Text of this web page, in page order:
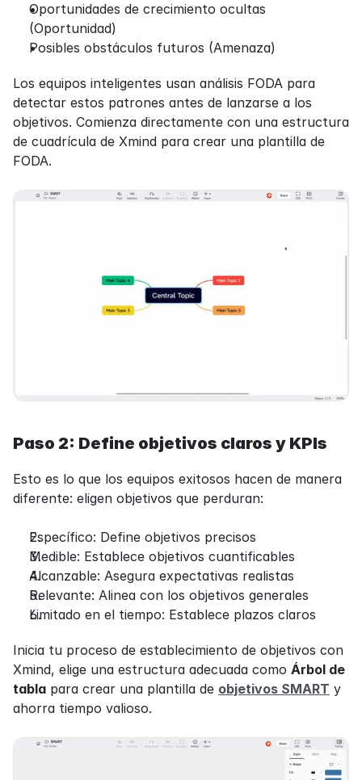
Oportunidades de crecimiento ocultas
(Oportunidad)
Posibles obstáculos futuros (Amenaza)
Los equipos inteligentes usan análisis FODA para
detectar estos patrones antes de lanzarse a los
objetivos. Comienza directamente con una estructura
de cuadrícula de Xmind para crear una plantilla de
FODA.
Paso 2: Define objetivos claros y KPIs
Esto es lo que los equipos exitosos hacen de manera
diferente: eligen objetivos que perduran:
Específico: Define objetivos precisos
Medible: Establece objetivos cuantificables
Alcanzable: Asegura expectativas realistas
Relevante: Alinea con los objetivos generales
Limitado en el tiempo: Establece plazos claros
Inicia tu proceso de establecimiento de objetivos con
Xmind, elige una estructura adecuada como Árbol de
tabla para crear una plantilla de objetivos SMART y
ahorra tiempo valioso.